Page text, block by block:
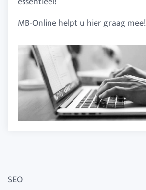
MB-Online helpt u hier graag mee!
SEO